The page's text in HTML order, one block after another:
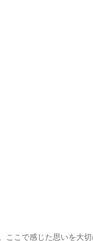
ここで感じた思いを大